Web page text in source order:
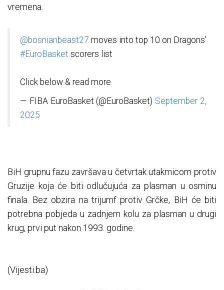
vremena.
@bosnianbeast27 moves into top 10 on Dragons'
#EuroBasket scorers list
Click below & read more
— FIBA EuroBasket (@EuroBasket) September 2,
2025
BiH grupnu fazu završava u četvrtak utakmicom protiv
Gruzije koja će biti odlučujuća za plasman u osminu
finala. Bez obzira na trijumf protiv Grčke, BiH će biti
potrebna pobjeda u zadnjem kolu za plasman u drugi
krug, prvi put nakon 1993. godine.
(Vijesti.ba)